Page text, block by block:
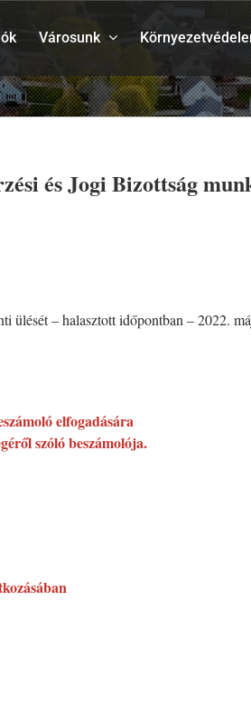
Városunk
és Jogi Bizottság
– halasztott időpontban – 2022.
elfogadására
szóló beszámolója.